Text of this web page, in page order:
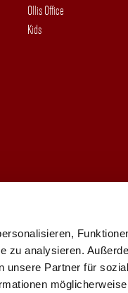
zu analysieren.
unsere Partner für
Ollis Office
Kids